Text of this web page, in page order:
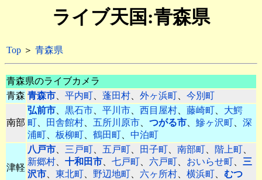
ライブ天国:青森県
Top ＞ 青森県
青森県のライブカメラ
青森 青森市、 平内町、 蓬田村、 外ヶ浜町、 今別町
南部
弘前市、 黒石市、 平川市、 西目屋村、 藤崎町、 大鰐
町、 田舎館村、 五所川原市、 つがる市、 鰺ヶ沢町、 深
浦町、 板柳町、 鶴田町、 中泊町
津軽
八戸市、 三戸町、 五戸町、 田子町、 南部町、 階上町、
新郷村、 十和田市、 七戸町、 六戸町、 おいらせ町、 三
沢市、 東北町、 野辺地町、 六ヶ所村、 横浜町、 むつ